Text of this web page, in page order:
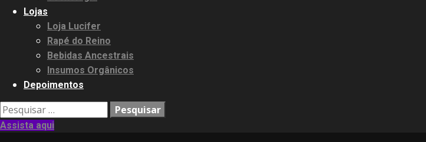
Lojas
Loja Lucifer
Rapé do Reino
Bebidas Ancestrais
Insumos Orgânicos
Depoimentos
Pesquisar
por:
Assista aqui